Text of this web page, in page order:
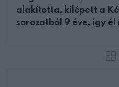
alakította, kilépett a
sorozatból 9 éve, így él